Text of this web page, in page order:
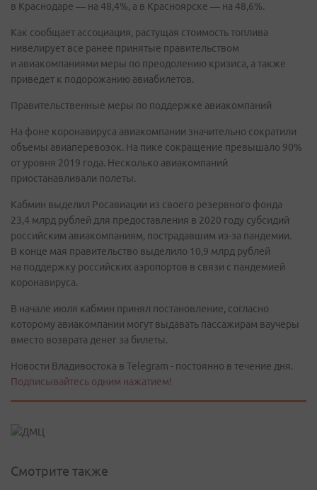
в Краснодаре — на 48,4%, а в Красноярске — на 48,6%.
Как сообщает ассоциация, растущая стоимость топлива
нивелирует все ранее принятые правительством
и авиакомпаниями меры по преодолению кризиса, а также
приведет к подорожанию авиабилетов.
Правительственные меры по поддержке авиакомпаний
На фоне коронавируса авиакомпании значительно сократили
объемы авиаперевозок. На пике сокращение превышало 90%
от уровня 2019 года. Несколько авиакомпаний
приостанавливали полеты.
Кабмин выделил Росавиации из своего резервного фонда
23,4 млрд рублей для предоставления в 2020 году субсидий
российским авиакомпаниям, пострадавшим из-за пандемии.
В конце мая правительство выделило 10,9 млрд рублей
на поддержку российских аэропортов в связи с пандемией
коронавируса.
В начале июля кабмин принял постановление, согласно
которому авиакомпании могут выдавать пассажирам ваучеры
вместо возврата денег за билеты.
Новости Владивостока в Telegram - постоянно в течение дня.
Подписывайтесь одним нажатием!
Смотрите также